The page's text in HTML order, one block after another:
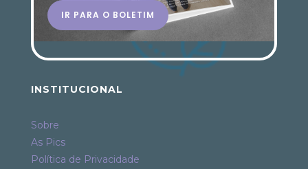
IR PARA O BOLETIM
INSTITUCIONAL
Sobre
As Pics
Política de Privacidade